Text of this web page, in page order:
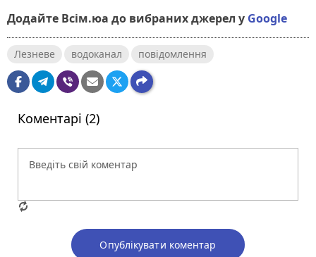
Додайте Всім.юа до вибраних джерел у Google
Лезневе водоканал повідомлення
Коментарі (2)
Опублікувати коментар